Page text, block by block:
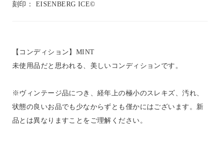
刻印： EISENBERG ICE©
【コンディション】MINT
未使用品だと思われる、美しいコンディションです。
※ヴィンテージ品につき、経年上の極小のスレキズ、汚れ、
状態の良いお品でも少なからずとも僅かにはございます。新
品とは異なりますことをご理解ください。